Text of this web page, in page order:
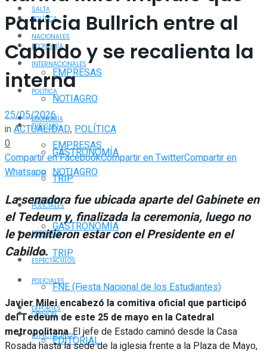
POLÍTICA
ECONOMÍA
EMPRESAS
NOTIAGRO
TURISMO
GASTRONOMÍA
TRIP
POLICIALES
DEPORTES
ESPECTÁCULOS
FNE (Fiesta Nacional de los Estudiantes)
OPINIÓN
EDITORIAL
SALTA
NACIONALES
INTERNACIONALES
POLÍTICA
ECONOMÍA
EMPRESAS
NOTIAGRO
TURISMO
GASTRONOMÍA
TRIP
POLICIALES
DEPORTES
ESPECTÁCULOS
Patricia Bullrich entre al
Cabildo y se recalienta la
interna
25/05/2026
inACTUALIDAD,POLÍTICA
0
Compartir en FacebookCompartir en TwitterCompartir en
Whatsapp
La senadora fue ubicada aparte del Gabinete en
el Tedeum y, finalizada la ceremonia, luego no
le permitieron estar con el Presidente en el
Cabildo.
Javier Mileiencabezó la comitiva oficial que participó
del Tedeum de este 25 de mayo en la Catedral
metropolitana. El jefe de Estado caminó desde la Casa
Rosada hasta la sede de la iglesia frente a la Plaza de Mayo,